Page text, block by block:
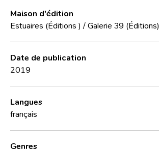
Maison d'édition
Estuaires (Éditions ) /Galerie 39 (Éditions)
Date de publication
2019
Langues
français
Genres